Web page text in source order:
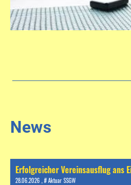
News
28.06.2026 , # Aktuar SSGW